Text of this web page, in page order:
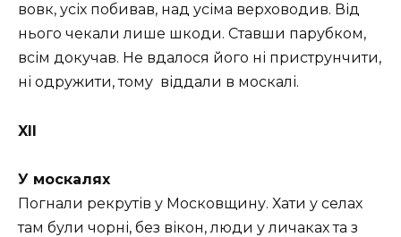
вовк, усіх побивав, над усіма верховодив. Від
нього чекали лише шкоди. Ставши парубком,
всім докучав. Не вдалося його ні приструнчити,
ні одружити, тому віддали в москалі.
XII
У москалях
Погнали рекрутів у Московщину. Хати у селах
там були чорні, без вікон, люди у личаках та з